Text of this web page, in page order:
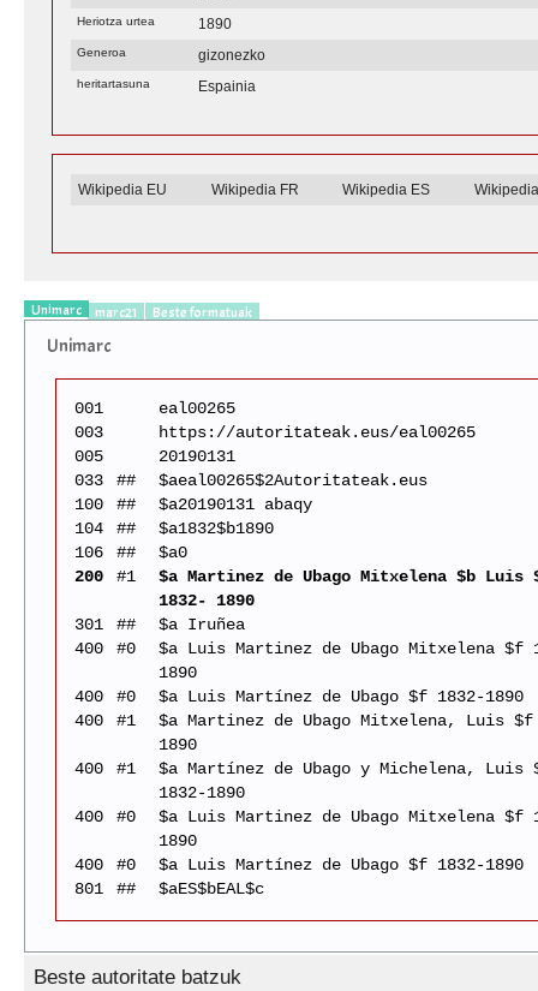
Heriotza urtea 1890
Generoa gizonezko
heritartasuna Espainia
Wikipedia EU Wikipedia FR Wikipedia ES
Unimarc marc21 Beste formatuak
Unimarc
001
eal00265
003
https://autoritateak.eus/eal00265
005
20190131
033
##
$aeal00265$2Autoritateak.eus
100
##
$a20190131 abaqy
104
##
$a1832$b1890
106
##
$a0
200
#1
$a Martinez de Ubago Mitxelena $b Luis
1832- 1890
301
##
$a Iruñea
400
#0
$a Luis Martinez de Ubago Mitxelena $f
1890
400
#0
$a Luis Martínez de Ubago $f 1832-1890
400
#1
$a Martinez de Ubago Mitxelena, Luis $f
1890
400
#1
$a Martínez de Ubago y Michelena, Luis
1832-1890
400
#0
$a Luis Martinez de Ubago Mitxelena $f
1890
400
#0
$a Luis Martínez de Ubago $f 1832-1890
801
## $aES$bEAL$c
Beste autoritate batzuk